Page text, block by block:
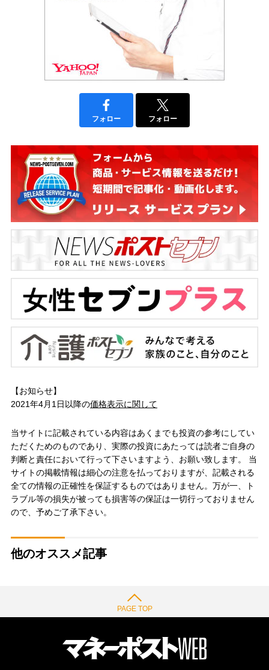
フォロー フォロー
【お知らせ】
2021年4月1日以降の価格表示に関して
当サイトに記載されている内容はあくまでも投資の参考にしてい
ただくためのものであり、実際の投資にあたっては読者ご自身の
判断と責任において行って下さいますよう、お願い致します。 当
サイトの掲載情報は細心の注意を払っておりますが、記載される
全ての情報の正確性を保証するものではありません。万が一、ト
ラブル等の損失が被っても損害等の保証は一切行っておりません
ので、予めご了承下さい。
他のオススメ記事
PAGE TOP